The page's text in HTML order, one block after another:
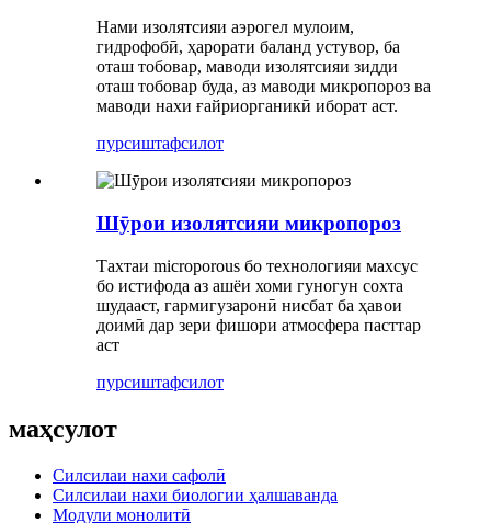
Нами изолятсияи аэрогел мулоим,
гидрофобӣ, ҳарорати баланд устувор, ба
оташ тобовар, маводи изолятсияи зидди
оташ тобовар буда, аз маводи микропороз ва
маводи нахи ғайриорганикӣ иборат аст.
пурсиштафсилот
Шӯрои изолятсияи микропороз
Тахтаи microporous бо технологияи махсус
бо истифода аз ашёи хоми гуногун сохта
шудааст, гармигузаронӣ нисбат ба ҳавои
доимӣ дар зери фишори атмосфера пасттар
аст
пурсиштафсилот
маҳсулот
Силсилаи нахи сафолӣ
Силсилаи нахи биологии ҳалшаванда
Модули монолитӣ